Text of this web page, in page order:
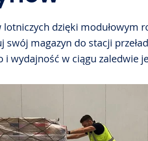
lotniczych dzięki modułowym
swój magazyn do stacji
i wydajność w ciągu zaledwie